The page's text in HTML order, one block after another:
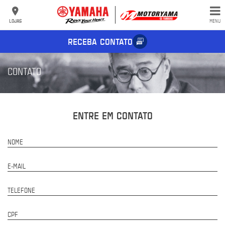
LOJAS MENU
RECEBA CONTATO
CONTATO
ENTRE EM CONTATO
NOME
E-MAIL
TELEFONE
CPF